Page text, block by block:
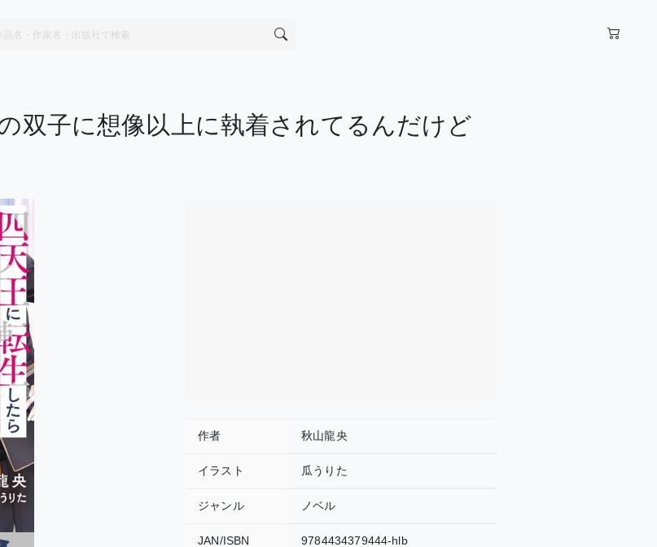
双子に想像以上に執着されてるんだけど
作者 秋山龍央
イラスト 瓜うりた
ジャンル ノベル
JAN/ISBN 9784434379444-hlb